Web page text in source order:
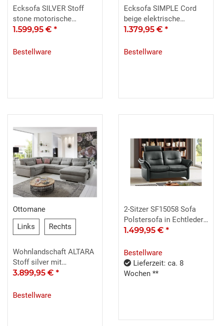
Ecksofa SILVER Stoff
stone motorische
Sitztiefenverstellung
1.599,95 € *
Bestellware
Ecksofa SIMPLE Cord
beige elektrische
Sitztiefenverstellung
1.379,95 € *
Bestellware
Ottomane
Links LinksRechts
Wohnlandschaft ALTARA
Stoff silver mit
Kopfteilverstellung
3.899,95 € *
Bestellware
2-Sitzer SF15058 Sofa
Polstersofa in Echtleder
schwarz Hukla
1.499,95 € *
Bestellware
Lieferzeit: ca. 8
Wochen **